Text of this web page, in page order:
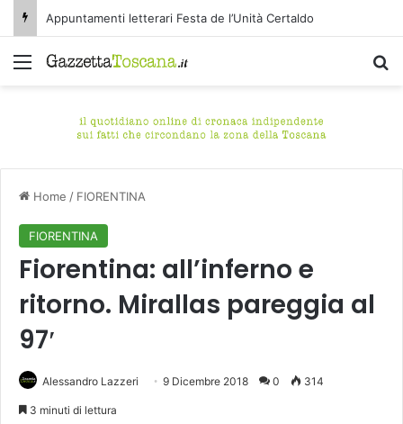
Appuntamenti letterari Festa de l’Unità Certaldo
Menu
Home / FIORENTINA
FIORENTINA
Fiorentina: all’inferno e
ritorno. Mirallas pareggia al
97′
Alessandro Lazzeri 9 Dicembre 2018 0 314
3 minuti di lettura